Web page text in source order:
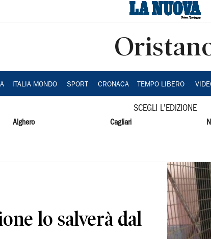
ITALIA MONDO SPORT CRONACA TEMPO LIBERO
SCEGLI L'EDIZIONE
Alghero Cagliari
lo salverà dal